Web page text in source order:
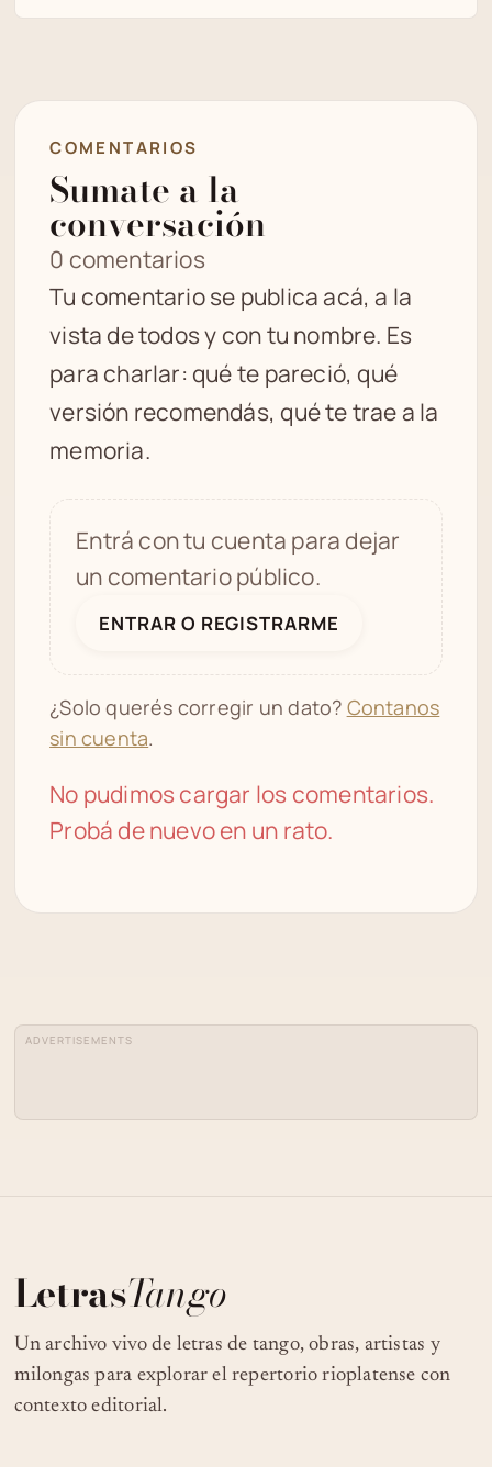
COMENTARIOS
Sumate a la
conversación
0 comentarios
Tu comentario se publica acá, a la
vista de todos y con tu nombre. Es
para charlar: qué te pareció, qué
versión recomendás, qué te trae a la
memoria.
Entrá con tu cuenta para dejar
un comentario público.
ENTRAR O REGISTRARME
¿Solo querés corregir un dato? Contanos
sin cuenta.
No pudimos cargar los comentarios.
Probá de nuevo en un rato.
ADVERTISEMENTS
LetrasTango
Un archivo vivo de letras de tango, obras, artistas y
milongas para explorar el repertorio rioplatense con
contexto editorial.